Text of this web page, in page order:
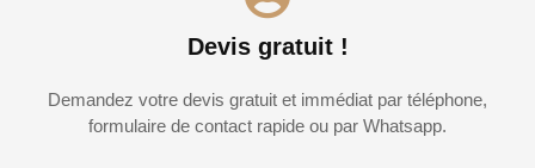
Devis gratuit !
Demandez votre devis gratuit et immédiat par téléphone,
formulaire de contact rapide ou par Whatsapp.